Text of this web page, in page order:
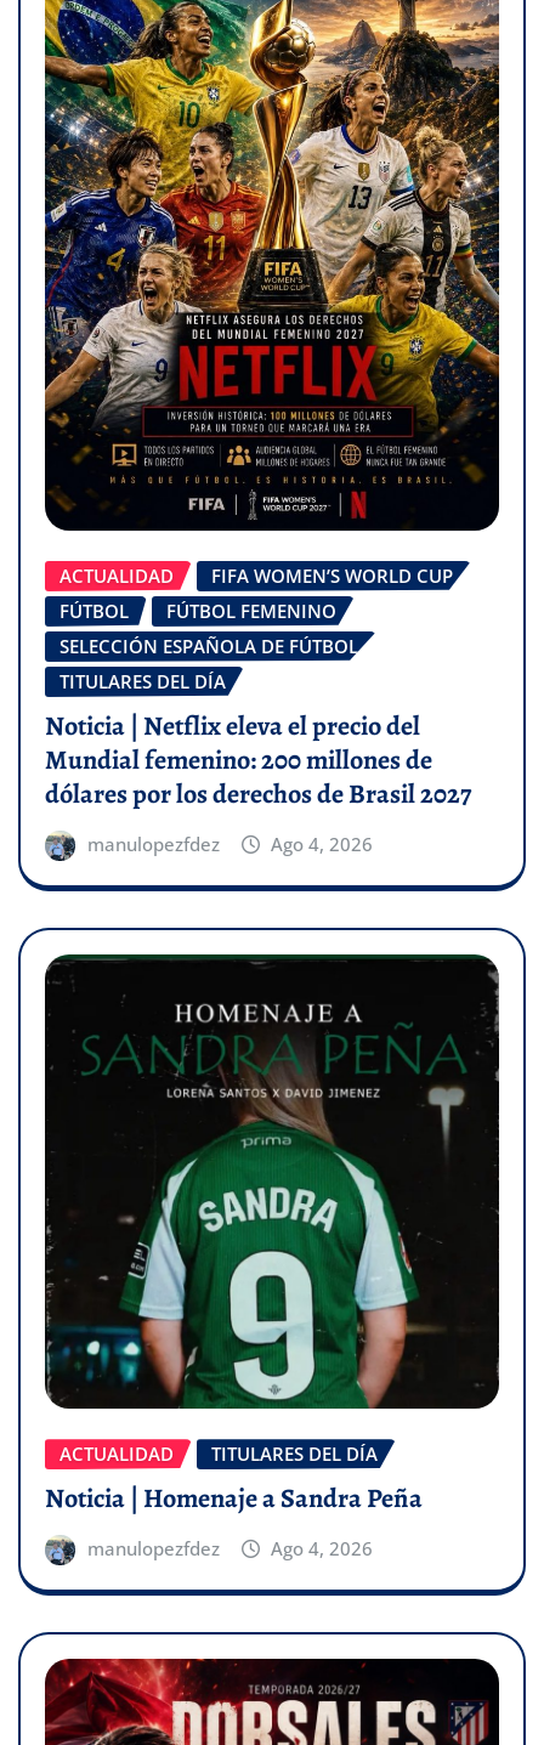
ACTUALIDAD
FIFA WOMEN’S WORLD CUP
FÚTBOL
FÚTBOL FEMENINO
SELECCIÓN ESPAÑOLA DE FÚTBOL
TITULARES DEL DÍA
Noticia | Netflix eleva el precio del
Mundial femenino: 200 millones de
dólares por los derechos de Brasil 2027
manulopezfdez Ago 4, 2026
ACTUALIDAD TITULARES DEL DÍA
Noticia | Homenaje a Sandra Peña
manulopezfdez Ago 4, 2026